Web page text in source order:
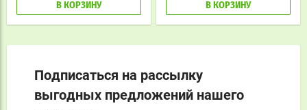
В КОРЗИНУ В КОРЗИНУ
Подписаться на рассылку
выгодных предложений нашего